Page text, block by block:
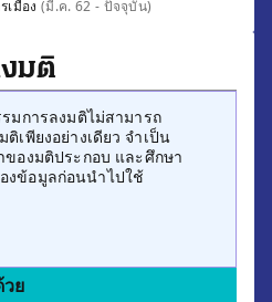
เมือง(มี.ค. 62 - ปัจจุบัน)
มติ
มการลงมติไม่สามารถ
เพียงอย่างเดียว จำเป็น
องมติประกอบ และศึกษา
งข้อมูลก่อนนำไปใช้
วย